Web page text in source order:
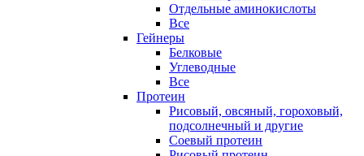
Отдельные аминокислоты
Все
Гейнеры
Белковые
Углеводные
Все
Протеин
Рисовый, овсяный, гороховый,
подсолнечный и другие
Соевый протеин